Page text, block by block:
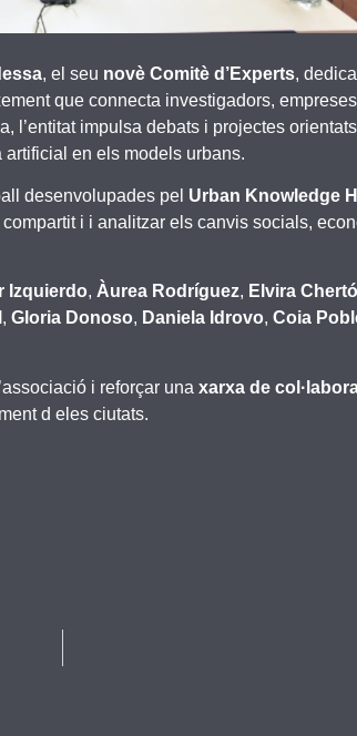
, el seu novè Comitè d’Experts,
que connecta investigadors,
l’entitat impulsa debats i projectes
en els models urbans.
desenvolupades pel Urban Knowledge
i i analitzar els canvis socials,
Izquierdo, Àurea Rodríguez, Elvira Chertó
,Gloria Donoso, Daniela Idrovo,Coia
i reforçar unaxarxa de
d eles ciutats.